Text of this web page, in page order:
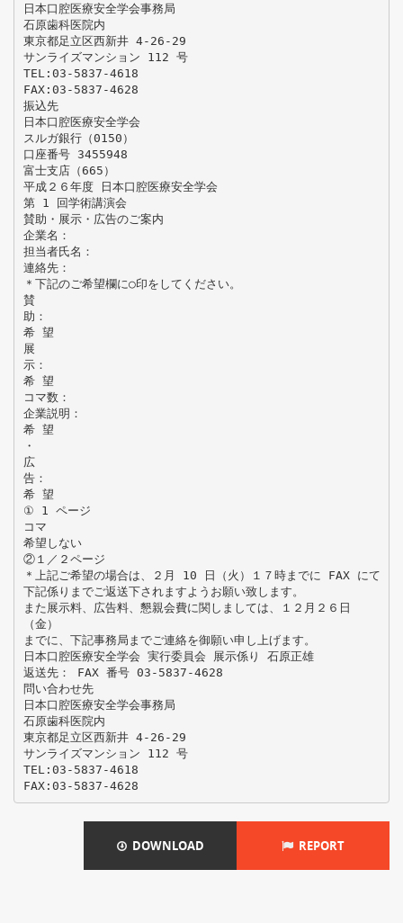
日本口腔医療安全学会事務局
石原歯科医院内
東京都足立区西新井 4-26-29
サンライズマンション 112 号
TEL:03-5837-4618
FAX:03-5837-4628
振込先
日本口腔医療安全学会
スルガ銀行（0150）
口座番号 3455948
富士支店（665）
平成２６年度 日本口腔医療安全学会
第 1 回学術講演会
賛助・展示・広告のご案内
企業名：
担当者氏名：
連絡先：
＊下記のご希望欄に○印をしてください。
賛
助：
希 望
展
示：
希 望
コマ数：
企業説明：
希 望
・
広
告：
希 望
① 1 ページ
コマ
希望しない
②１／２ページ
＊上記ご希望の場合は、２月 10 日（火）１７時までに FAX にて
下記係りまでご返送下されますようお願い致します。
また展示料、広告料、懇親会費に関しましては、１２月２６日
（金）
までに、下記事務局までご連絡を御願い申し上げます。
日本口腔医療安全学会 実行委員会 展示係り 石原正雄
返送先： FAX 番号 03-5837-4628
問い合わせ先
日本口腔医療安全学会事務局
石原歯科医院内
東京都足立区西新井 4-26-29
サンライズマンション 112 号
TEL:03-5837-4618
DOWNLOAD REPORT